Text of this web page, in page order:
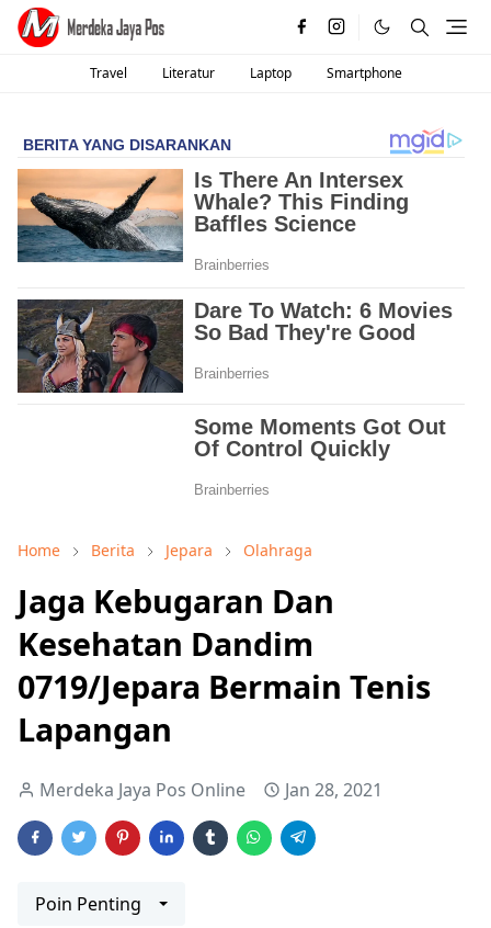
Travel Literatur Laptop Smartphone
Home Berita Jepara Olahraga
Jaga Kebugaran Dan
Kesehatan Dandim
0719/Jepara Bermain Tenis
Lapangan
Merdeka Jaya Pos Online Jan 28, 2021
Poin Penting